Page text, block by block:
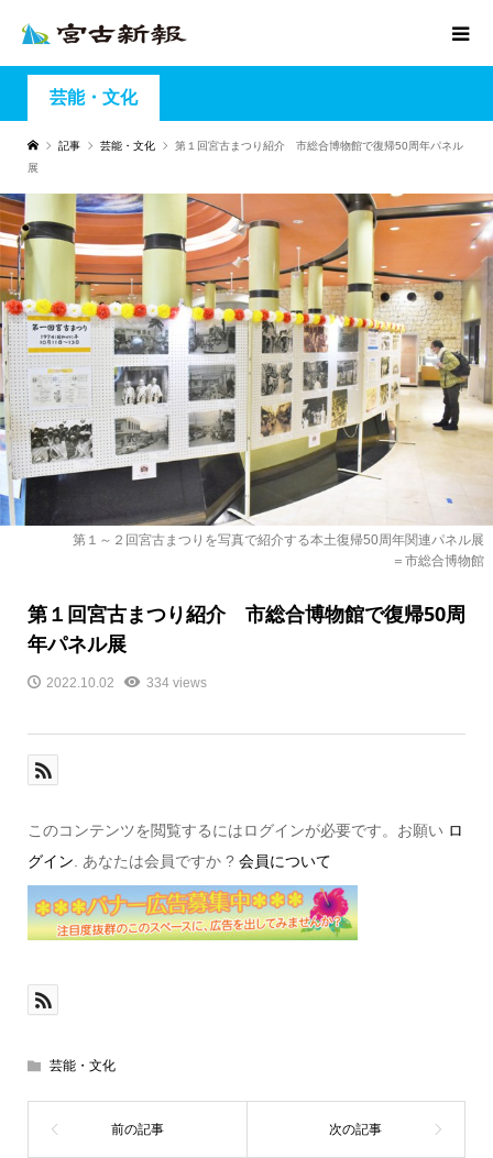
芸能・文化
記事 芸能・文化
第１回宮古まつり紹介 市総合博物館で復帰50周年パネル
展
第１～２回宮古まつりを写真で紹介する本土復帰50周年関連パネル展
＝市総合博物館
第１回宮古まつり紹介 市総合博物館で復帰50周
年パネル展
2022.10.02 334 views
このコンテンツを閲覧するにはログインが必要です。お願い ロ
グイン . あなたは会員ですか ? 会員について
芸能・文化